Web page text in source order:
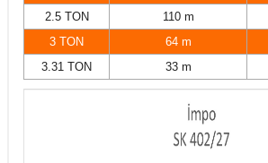
2.5 TON
110 m
3 TON
64 m
3.31 TON
33 m